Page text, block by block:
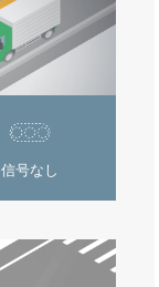
信号なし